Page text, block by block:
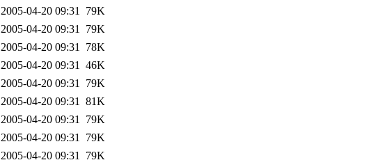
2005-04-20 09:31 79K
2005-04-20 09:31 79K
2005-04-20 09:31 78K
2005-04-20 09:31 46K
2005-04-20 09:31 79K
2005-04-20 09:31 81K
2005-04-20 09:31 79K
2005-04-20 09:31 79K
2005-04-20 09:31 79K